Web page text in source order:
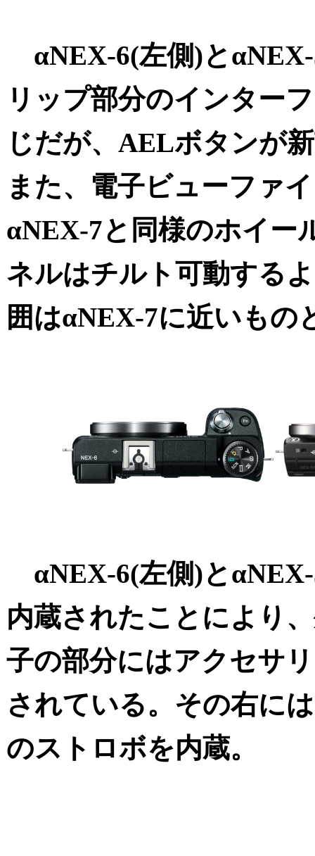
αNEX-6(左側)と
リップ部分のインター
じだが、AELボタンが
また、電子ビューファ
αNEX-7と同様のホイー
ネルはチルト可動する
囲はαNEX-7に近いもの
αNEX-6(左側)と
内蔵されたことにより
子の部分にはアクセサ
されている。その右に
のストロボを内蔵。